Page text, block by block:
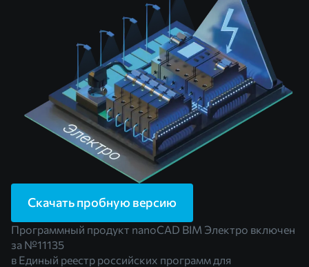
Скачать пробную версию
Программный продукт nanoCAD BIM Электро включен
за №11135
в Единый реестр российских программ для